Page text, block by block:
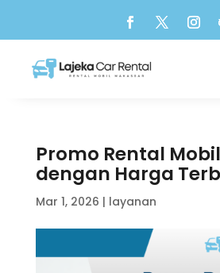
Promo Rental
dengan Harga
Mar 1, 2026 | layanan